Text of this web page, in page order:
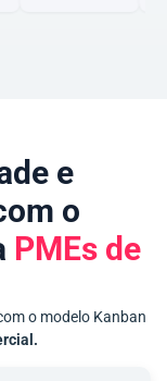
e
o
PMEs de
o modelo Kanban